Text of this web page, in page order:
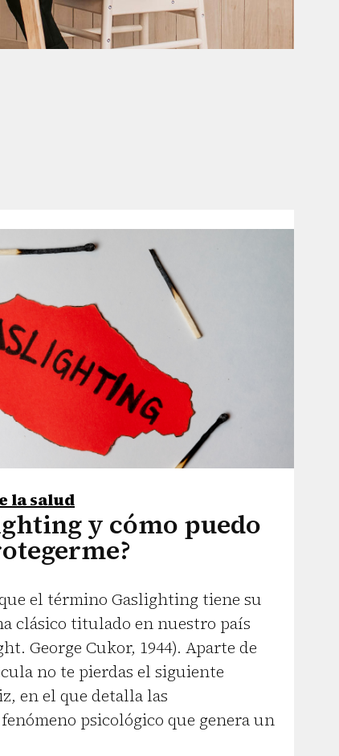
la salud
y cómo puedo
el término Gaslighting tiene su
clásico titulado en nuestro país
George Cukor, 1944). Aparte de
no te pierdas el siguiente
en el que detalla las
psicológico que genera un